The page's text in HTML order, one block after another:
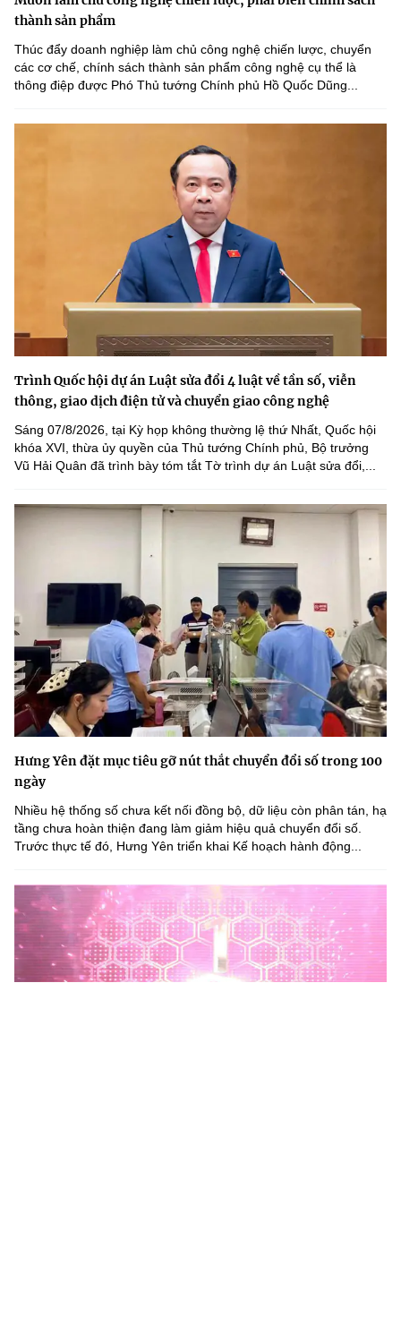
thành sản phẩm
Thúc đẩy doanh nghiệp làm chủ công nghệ chiến lược, chuyển
các cơ chế, chính sách thành sản phẩm công nghệ cụ thể là
thông điệp được Phó Thủ tướng Chính phủ Hồ Quốc Dũng...
Trình Quốc hội dự án Luật sửa đổi 4 luật về tần số, viễn
thông, giao dịch điện tử và chuyển giao công nghệ
Sáng 07/8/2026, tại Kỳ họp không thường lệ thứ Nhất, Quốc hội
khóa XVI, thừa ủy quyền của Thủ tướng Chính phủ, Bộ trưởng
Vũ Hải Quân đã trình bày tóm tắt Tờ trình dự án Luật sửa đổi,...
Hưng Yên đặt mục tiêu gỡ nút thắt chuyển đổi số trong 100
ngày
Nhiều hệ thống số chưa kết nối đồng bộ, dữ liệu còn phân tán, hạ
tầng chưa hoàn thiện đang làm giảm hiệu quả chuyển đổi số.
Trước thực tế đó, Hưng Yên triển khai Kế hoạch hành động...